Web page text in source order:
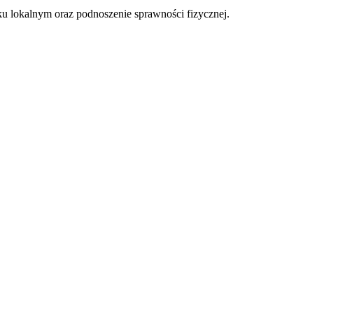
lokalnym oraz podnoszenie sprawności fizycznej.